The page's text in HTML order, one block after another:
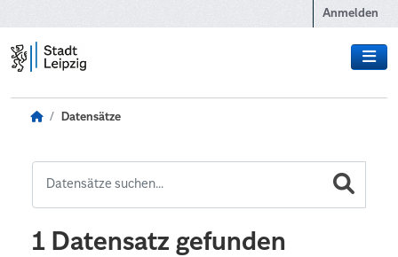
Anmelden
Datensätze
1 Datensatz gefunden